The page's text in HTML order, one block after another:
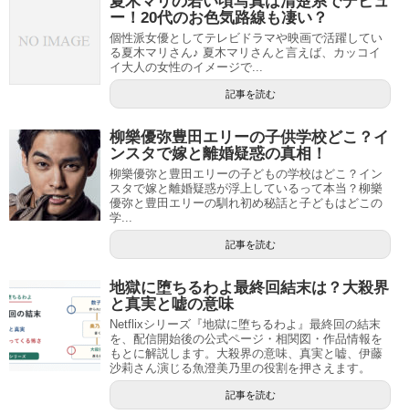
ー！20代のお色気路線も凄い？
個性派女優としてテレビドラマや映画で活躍してい
る夏木マリさん♪ 夏木マリさんと言えば、カッコイ
イ大人の女性のイメージで...
記事を読む
柳樂優弥豊田エリーの子供学校どこ？イ
ンスタで嫁と離婚疑惑の真相！
柳樂優弥と豊田エリーの子どもの学校はどこ？イン
スタで嫁と離婚疑惑が浮上しているって本当？柳樂
優弥と豊田エリーの馴れ初め秘話と子どもはどこの
学...
記事を読む
地獄に堕ちるわよ最終回結末は？大殺界
と真実と嘘の意味
Netflixシリーズ『地獄に堕ちるわよ』最終回の結末
を、配信開始後の公式ページ・相関図・作品情報を
もとに解説します。大殺界の意味、真実と嘘、伊藤
沙莉さん演じる魚澄美乃里の役割を押さえます。
記事を読む